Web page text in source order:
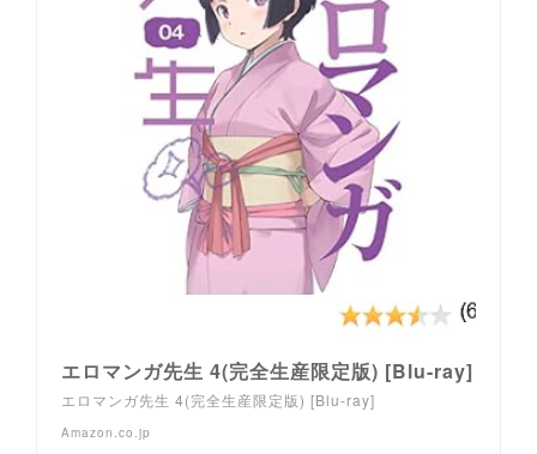
エロマンガ先生 4(完全生産限定版) [Blu-ray]
エロマンガ先生 4(完全生産限定版) [Blu-ray]
Amazon.co.jp